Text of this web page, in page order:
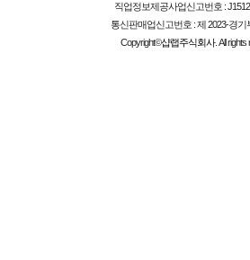
직업정보제공사업신고번호 :
통신판매업신고번호 :제 2023-경기
Copyright©샵랩주식회사. All